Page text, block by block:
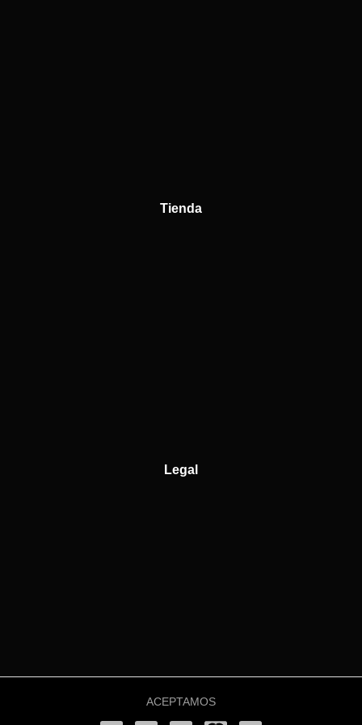
Tienda
Legal
ACEPTAMOS